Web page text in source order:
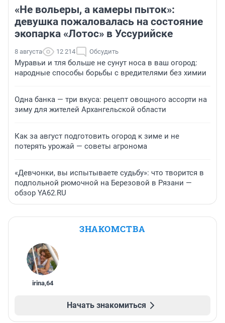
«Не вольеры, а камеры пыток»:
девушка пожаловалась на состояние
экопарка «Лотос» в Уссурийске
8 августа 12 214 Обсудить
Муравьи и тля больше не сунут носа в ваш огород:
народные способы борьбы с вредителями без химии
Одна банка — три вкуса: рецепт овощного ассорти на
зиму для жителей Архангельской области
Как за август подготовить огород к зиме и не
потерять урожай — советы агронома
«Девчонки, вы испытываете судьбу»: что творится в
подпольной рюмочной на Березовой в Рязани —
обзор YA62.RU
ЗНАКОМСТВА
irina,64
Начать знакомиться